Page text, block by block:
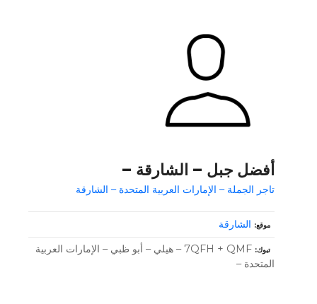
أفضل جبل – الشارقة –
تاجر الجملة – الإمارات العربية المتحدة – الشارقة
موقع الشارقة
تبوك
7QFH + QMF – هيلي – أبو ظبي – الإمارات العربية
المتحدة –